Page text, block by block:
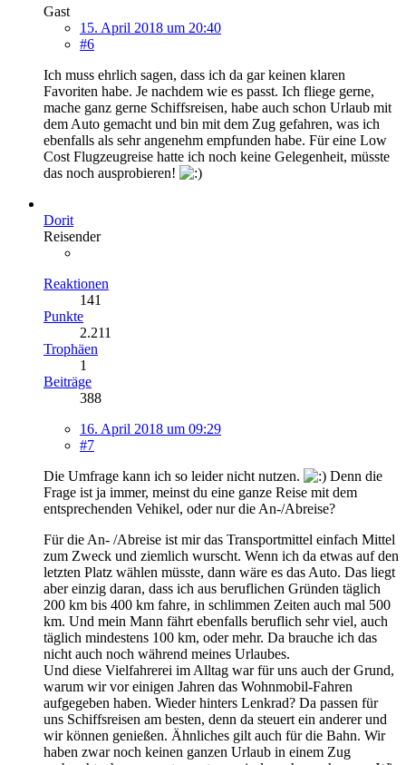
Gast
15. April 2018 um 20:40
#6
Ich muss ehrlich sagen, dass ich da gar keinen klaren
Favoriten habe. Je nachdem wie es passt. Ich fliege gerne,
mache ganz gerne Schiffsreisen, habe auch schon Urlaub mit
dem Auto gemacht und bin mit dem Zug gefahren, was ich
ebenfalls als sehr angenehm empfunden habe. Für eine Low
Cost Flugzeugreise hatte ich noch keine Gelegenheit, müsste
das noch ausprobieren!
Dorit
Reisender
Reaktionen
141
Punkte
2.211
Trophäen
1
Beiträge
388
16. April 2018 um 09:29
#7
Die Umfrage kann ich so leider nicht nutzen.
Denn die
Frage ist ja immer, meinst du eine ganze Reise mit dem
entsprechenden Vehikel, oder nur die An-/Abreise?
Für die An- /Abreise ist mir das Transportmittel einfach Mittel
zum Zweck und ziemlich wurscht. Wenn ich da etwas auf den
letzten Platz wählen müsste, dann wäre es das Auto. Das liegt
aber einzig daran, dass ich aus beruflichen Gründen täglich
200 km bis 400 km fahre, in schlimmen Zeiten auch mal 500
km. Und mein Mann fährt ebenfalls beruflich sehr viel, auch
täglich mindestens 100 km, oder mehr. Da brauche ich das
nicht auch noch während meines Urlaubes.
Und diese Vielfahrerei im Alltag war für uns auch der Grund,
warum wir vor einigen Jahren das Wohnmobil-Fahren
aufgegeben haben. Wieder hinters Lenkrad? Da passen für
uns Schiffsreisen am besten, denn da steuert ein anderer und
wir können genießen. Ähnliches gilt auch für die Bahn. Wir
haben zwar noch keinen ganzen Urlaub in einem Zug